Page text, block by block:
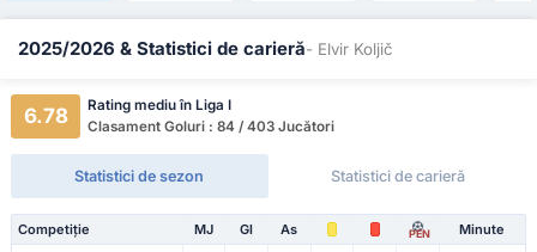
2025/2026 & Statistici de carieră- Elvir Koljič
6.78
Rating mediu în Liga I
Clasament Goluri : 84 / 403 Jucători
Statistici de sezon Statistici de carieră
Competiție MJ Gl As PEN Minute